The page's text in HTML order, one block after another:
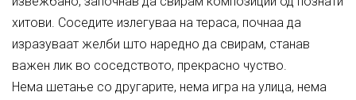
хитови. Соседите излегуваа на тераса, почнаа да
изразуваат желби што наредно да свирам, станав
важен лик во соседството, прекрасно чуство.
Нема шетање со другарите, нема игра на улица, нема